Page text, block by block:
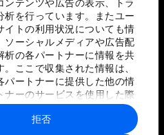
ンテンツや広告の表示、トラ
析を行っています。またユー
イトの利用状況についても情
ソーシャルメディアや広告配
析の各パートナーに情報を共
。ここで収集された情報は、
パートナーに提供した他の情
ナーのサービスを使用した際
情報と組み合わされ、各パー
て使用されることがありま
拒否
リシーと利用規約